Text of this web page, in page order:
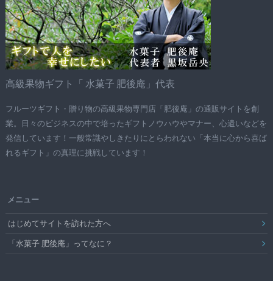
高級果物ギフト「 水菓子 肥後庵」代表
フルーツギフト・贈り物の高級果物専門店「肥後庵」の通販サイトを創
業。日々のビジネスの中で培ったギフトノウハウやマナー、心遣いなどを
発信しています！一般常識やしきたりにとらわれない「本当に心から喜ば
れるギフト」の真理に挑戦しています！
メニュー
はじめてサイトを訪れた方へ
「水菓子 肥後庵」ってなに？